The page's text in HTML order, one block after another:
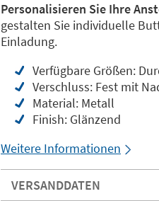
Personalisieren Sie Ihre
gestalten Sie individuelle
Einladung.
Verfügbare Größen:
Verschluss: Fest mit
Material: Metall
Finish: Glänzend
Weitere Informationen
VERSANDDATEN